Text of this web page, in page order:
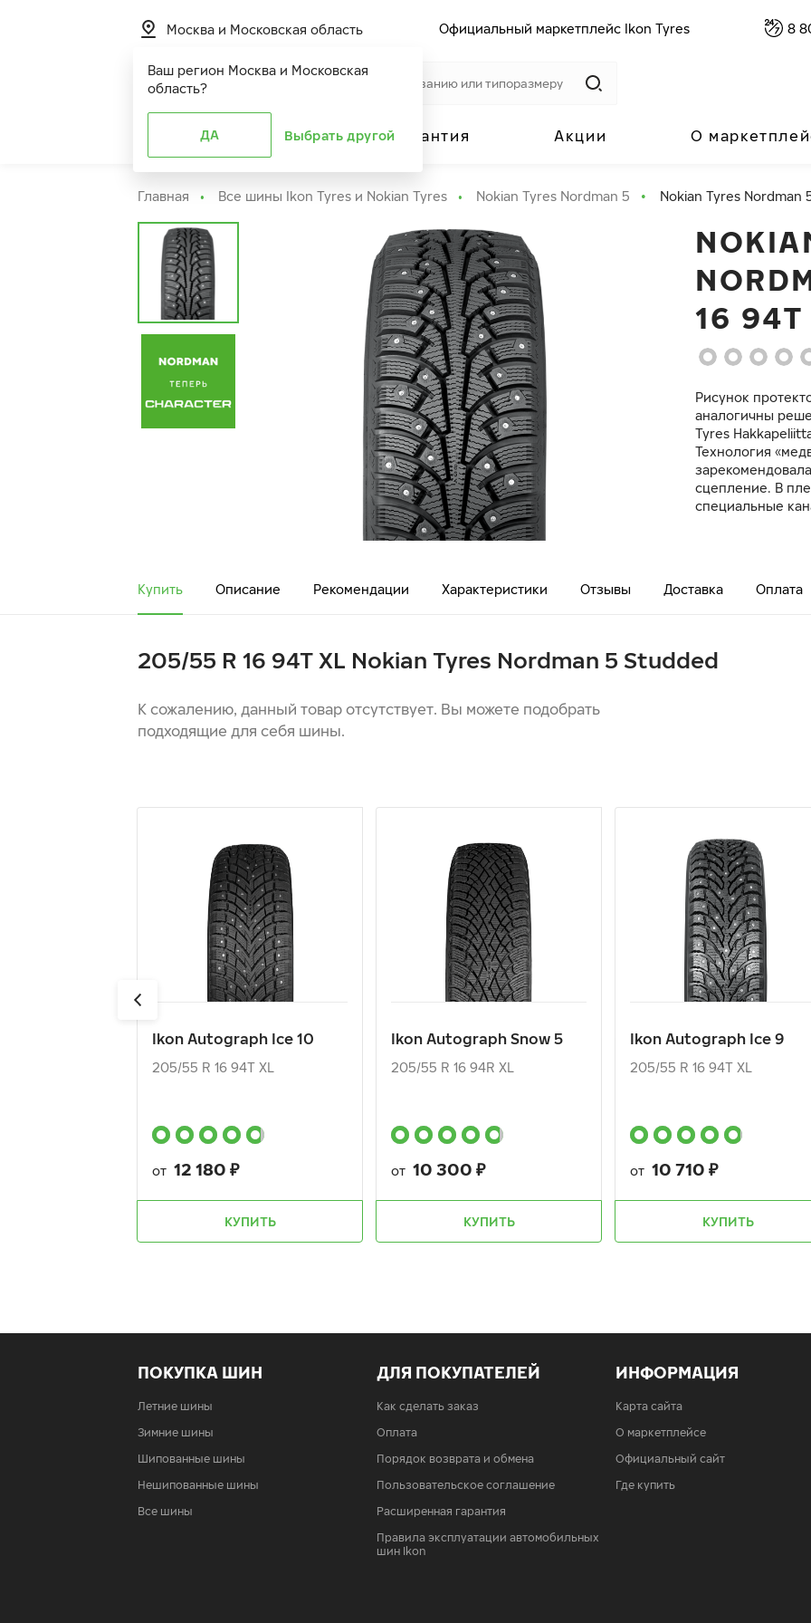
Ваш регион Москва и Московская
область?
ДА Выбрать другой
Москва и Московская область Официальный маркетплейс Ikon Tyres 8
Расширенная гарантия Акции О
Главная Все шины Ikon Tyres и Nokian Tyres Nokian Tyres Nordman 5 Nokian Tyres Nordman
16 94T
Рисунок
аналогичны
Tyres
Технология
сцепление. В
специальные
Купить Описание Рекомендации Характеристики Отзывы Доставка Оплата
205/55 R 16 94T XL Nokian Tyres Nordman 5 Studded
К сожалению, данный товар отсутствует. Вы можете подобрать
подходящие для себя шины.
Ikon Autograph Ice 10
205/55 R 16 94T XL
от 12 180 ₽
КУПИТЬ
Ikon Autograph Snow 5
205/55 R 16 94R XL
от 10 300 ₽
КУПИТЬ
Ikon Autograph Ice 9
205/55 R 16 94T XL
от 10 710 ₽
КУПИТЬ
Ikon Autograph Ice 10
205/55 R 16 94T XL
КУПИТЬ
Ikon Autograph Snow 5
205/55 R 16 94R XL
КУПИТЬ
Ikon Autograph Ice 9
205/55 R 16 94T XL
КУПИТЬ
ПОКУПКА ШИН
Летние шины
Зимние шины
Шипованные шины
Нешипованные шины
Все шины
ДЛЯ ПОКУПАТЕЛЕЙ
Как сделать заказ
Оплата
Порядок возврата и обмена
Пользовательское соглашение
Расширенная гарантия
Правила эксплуатации автомобильных
шин Ikon
ИНФОРМАЦИЯ
Карта сайта
О маркетплейсе
Официальный сайт
Где купить